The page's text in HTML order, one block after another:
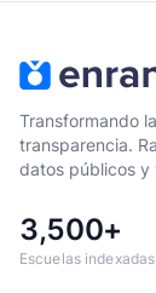
Transformando
transparencia.
datos públicos y
3,500+
Escuelas indexadas